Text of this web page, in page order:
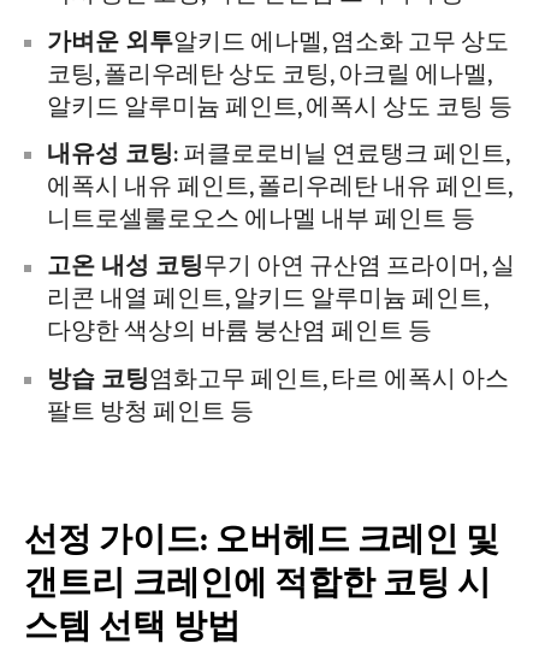
가벼운 외투알키드 에나멜, 염소화 고무 상도
코팅, 폴리우레탄 상도 코팅, 아크릴 에나멜,
알키드 알루미늄 페인트, 에폭시 상도 코팅 등
내유성 코팅: 퍼클로로비닐 연료탱크 페인트,
에폭시 내유 페인트, 폴리우레탄 내유 페인트,
니트로셀룰로오스 에나멜 내부 페인트 등
고온 내성 코팅무기 아연 규산염 프라이머, 실
리콘 내열 페인트, 알키드 알루미늄 페인트,
다양한 색상의 바륨 붕산염 페인트 등
방습 코팅염화고무 페인트, 타르 에폭시 아스
팔트 방청 페인트 등
선정 가이드: 오버헤드 크레인 및
갠트리 크레인에 적합한 코팅 시
스템 선택 방법